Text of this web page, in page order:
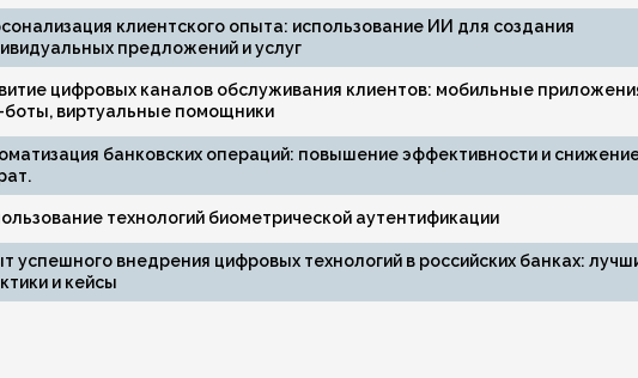
клиентского опыта: использование ИИ для создания
предложений и услуг
цифровых каналов обслуживания клиентов: мобильные
боты, виртуальные помощники
банковских операций: повышение эффективности и
технологий биометрической аутентификации
успешного внедрения цифровых технологий в российских банках:
и кейсы